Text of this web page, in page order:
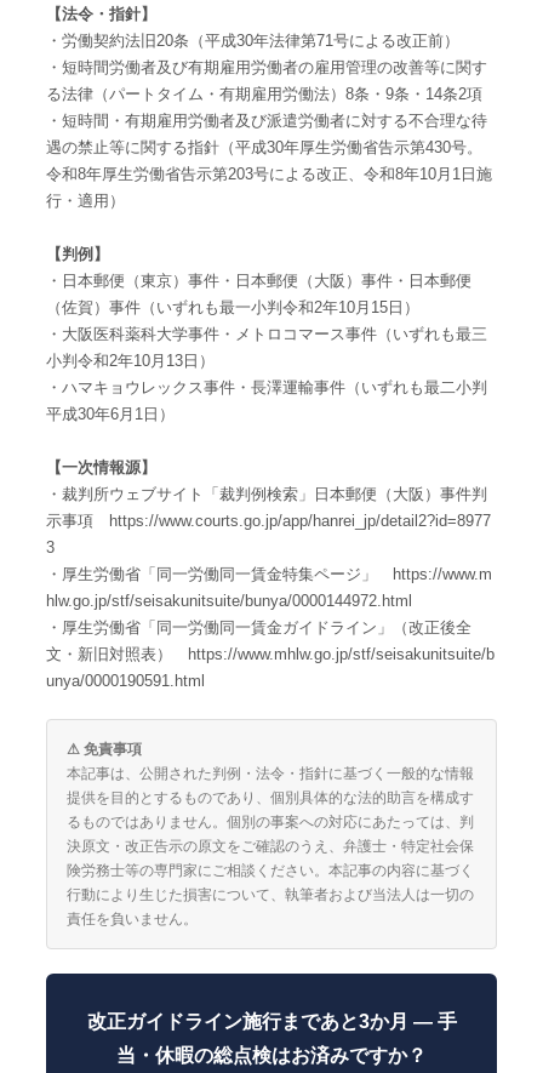
【法令・指針】
・労働契約法旧20条（平成30年法律第71号による改正前）
・短時間労働者及び有期雇用労働者の雇用管理の改善等に関す
る法律（パートタイム・有期雇用労働法）8条・9条・14条2項
・短時間・有期雇用労働者及び派遣労働者に対する不合理な待
遇の禁止等に関する指針（平成30年厚生労働省告示第430号。
令和8年厚生労働省告示第203号による改正、令和8年10月1日施
行・適用）
【判例】
・日本郵便（東京）事件・日本郵便（大阪）事件・日本郵便
（佐賀）事件（いずれも最一小判令和2年10月15日）
・大阪医科薬科大学事件・メトロコマース事件（いずれも最三
小判令和2年10月13日）
・ハマキョウレックス事件・長澤運輸事件（いずれも最二小判
平成30年6月1日）
【一次情報源】
・裁判所ウェブサイト「裁判例検索」日本郵便（大阪）事件判
示事項 https://www.courts.go.jp/app/hanrei_jp/detail2?id=8977
3
・厚生労働省「同一労働同一賃金特集ページ」 https://www.m
hlw.go.jp/stf/seisakunitsuite/bunya/0000144972.html
・厚生労働省「同一労働同一賃金ガイドライン」（改正後全
文・新旧対照表） https://www.mhlw.go.jp/stf/seisakunitsuite/b
unya/0000190591.html
⚠ 免責事項
本記事は、公開された判例・法令・指針に基づく一般的な情報
提供を目的とするものであり、個別具体的な法的助言を構成す
るものではありません。個別の事案への対応にあたっては、判
決原文・改正告示の原文をご確認のうえ、弁護士・特定社会保
険労務士等の専門家にご相談ください。本記事の内容に基づく
行動により生じた損害について、執筆者および当法人は一切の
責任を負いません。
改正ガイドライン施行まであと3か月 ― 手
当・休暇の総点検はお済みですか？